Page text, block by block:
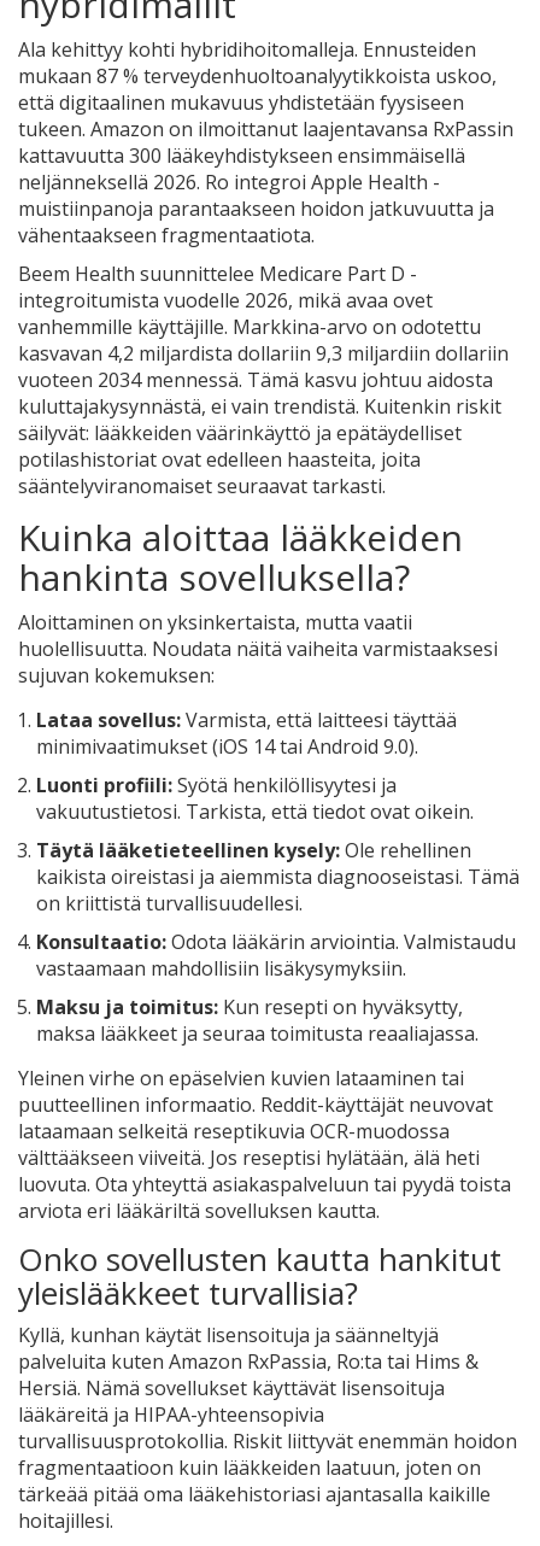
Ala kehittyy kohti hybridihoitomalleja. Ennusteiden
mukaan 87 % terveydenhuoltoanalyytikkoista uskoo,
että digitaalinen mukavuus yhdistetään fyysiseen
tukeen. Amazon on ilmoittanut laajentavansa RxPassin
kattavuutta 300 lääkeyhdistykseen ensimmäisellä
neljänneksellä 2026. Ro integroi Apple Health -
muistiinpanoja parantaakseen hoidon jatkuvuutta ja
vähentaakseen fragmentaatiota.
Beem Health suunnittelee Medicare Part D -
integroitumista vuodelle 2026, mikä avaa ovet
vanhemmille käyttäjille. Markkina-arvo on odotettu
kasvavan 4,2 miljardista dollariin 9,3 miljardiin dollariin
vuoteen 2034 mennessä. Tämä kasvu johtuu aidosta
kuluttajakysynnästä, ei vain trendistä. Kuitenkin riskit
säilyvät: lääkkeiden väärinkäyttö ja epätäydelliset
potilashistoriat ovat edelleen haasteita, joita
sääntelyviranomaiset seuraavat tarkasti.
Kuinka aloittaa lääkkeiden
hankinta sovelluksella?
Aloittaminen on yksinkertaista, mutta vaatii
huolellisuutta. Noudata näitä vaiheita varmistaaksesi
sujuvan kokemuksen:
Lataa sovellus:Varmista, että laitteesi täyttää
minimivaatimukset (iOS 14 tai Android 9.0).
Luonti profiili:Syötä henkilöllisyytesi ja
vakuutustietosi. Tarkista, että tiedot ovat oikein.
Täytä lääketieteellinen kysely:Ole rehellinen
kaikista oireistasi ja aiemmista diagnooseistasi. Tämä
on kriittistä turvallisuudellesi.
Konsultaatio:Odota lääkärin arviointia. Valmistaudu
vastaamaan mahdollisiin lisäkysymyksiin.
Maksu ja toimitus: Kun resepti on hyväksytty,
maksa lääkkeet ja seuraa toimitusta reaaliajassa.
Yleinen virhe on epäselvien kuvien lataaminen tai
puutteellinen informaatio. Reddit-käyttäjät neuvovat
lataamaan selkeitä reseptikuvia OCR-muodossa
välttääkseen viiveitä. Jos reseptisi hylätään, älä heti
luovuta. Ota yhteyttä asiakaspalveluun tai pyydä toista
arviota eri lääkäriltä sovelluksen kautta.
Onko sovellusten kautta hankitut
yleislääkkeet turvallisia?
Kyllä, kunhan käytät lisensoituja ja säänneltyjä
palveluita kuten Amazon RxPassia, Ro:ta tai Hims &
Hersiä. Nämä sovellukset käyttävät lisensoituja
lääkäreitä ja HIPAA-yhteensopivia
turvallisuusprotokollia. Riskit liittyvät enemmän hoidon
fragmentaatioon kuin lääkkeiden laatuun, joten on
tärkeää pitää oma lääkehistoriasi ajantasalla kaikille
hoitajillesi.